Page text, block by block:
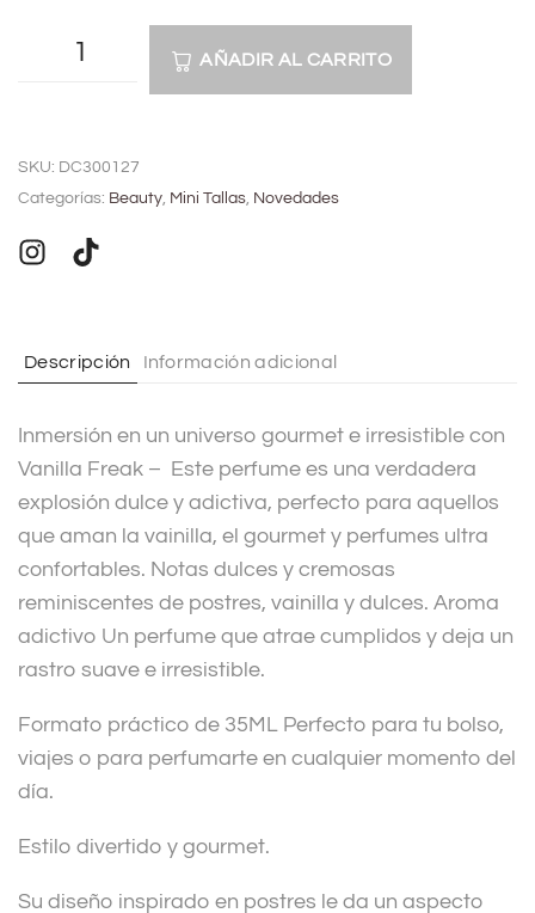
AÑADIR AL CARRITO
t
r
i
e
:
SKU: DC300127
Categorías: Beauty, Mini Tallas, Novedades
Descripción Información adicional
Inmersión en un universo gourmet e irresistible con
Vanilla Freak – Este perfume es una verdadera
explosión dulce y adictiva, perfecto para aquellos
que aman la vainilla, el gourmet y perfumes ultra
confortables. Notas dulces y cremosas
reminiscentes de postres, vainilla y dulces. Aroma
adictivo Un perfume que atrae cumplidos y deja un
rastro suave e irresistible.
Formato práctico de 35ML Perfecto para tu bolso,
viajes o para perfumarte en cualquier momento del
día.
Estilo divertido y gourmet.
Su diseño inspirado en postres le da un aspecto